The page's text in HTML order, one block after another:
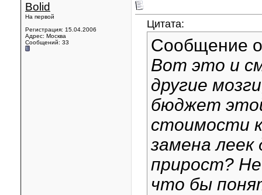
Bolid
На первой
Регистрация: 15.04.2006
Адрес: Москва
Сообщений: 33
Цитата:
Сообщение
Вот это и
другие
бюджет
стоимости
замена
прирост?
что бы